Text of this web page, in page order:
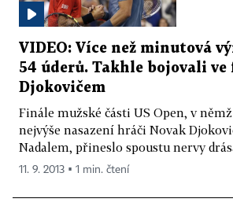
VIDEO: Více než minutová
54 úderů. Takhle bojovali ve
Djokovičem
Finále mužské části US Open, v
nejvýše nasazení hráči Novak
Nadalem, přineslo spoustu nervy
11. 9. 2013 ▪ 1 min. čtení